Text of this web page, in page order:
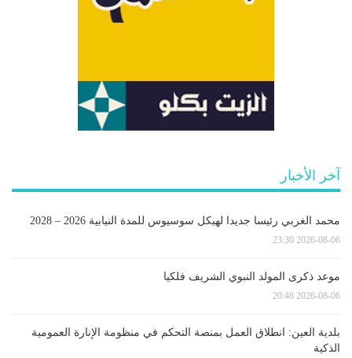
آخر الأخبار
محمد الغربي رئيسا جديدا لهيكل سوسيوس للمدة النيابية 2026 – 2028
2026-08-06 23:30
موعد ذكرى المولد النبوي الشريف فلكيا
2026-08-06 20:48
بلدية العين: انطلاق العمل بمنصة التحكم في منظومة الإنارة العمومية
الذكية